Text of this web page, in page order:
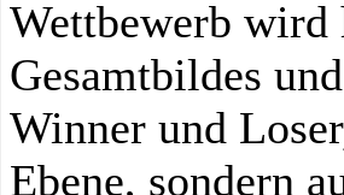
Wettbewerb wird
Gesamtbildes
Winner und
Ebene, sondern